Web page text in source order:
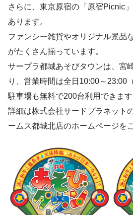
さらに、東京原宿の「原宿Picnic
あります。
ファンシー雑貨やオリジナル景品
がたくさん揃っています。
サープラ都城あそびタウンは、宮
り、営業時間は全日10:00～23:00
駐車場も無料で200台利用できます
詳細は株式会社サードプラネット
ームス都城北店のホームページを